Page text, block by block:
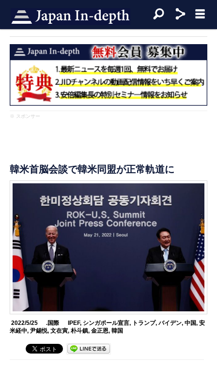
※ スポンサー
韓米首脳会談で韓米同盟が正常軌道に
2022/5/25 .国際 IPEF, シンガポール宣言, トランプ, バイデン, 中国, 安
米経中,尹錫悦,文在寅,朴斗鎮,金正恩,韓国